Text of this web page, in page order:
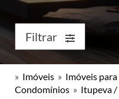
Filtrar
» Imóveis » Imóveis
Condomínios » Itupeva /